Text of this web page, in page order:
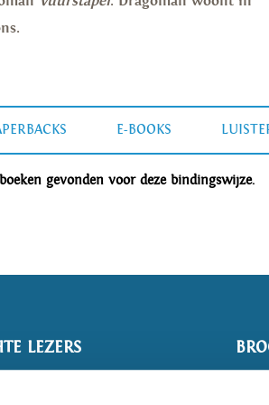
E-BOOKS
gevonden voor deze bindingswijze.
LEZERS